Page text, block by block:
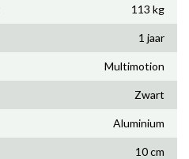
113 kg
1 jaar
Multimotion
Zwart
Aluminium
10 cm